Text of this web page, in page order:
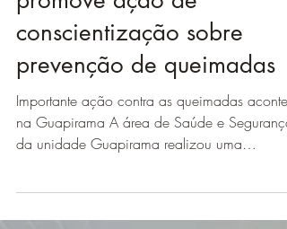
conscientização sobre
prevenção de queimadas
Importante ação contra as queimadas
na Guapirama A área de Saúde e Segurança
da unidade Guapirama realizou uma